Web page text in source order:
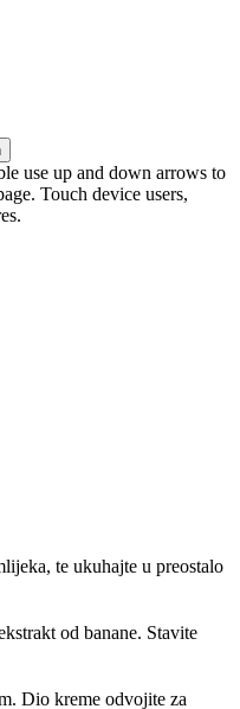
use up and down arrows to
Touch device users,
te ukuhajte u preostalo
od banane. Stavite
Dio kreme odvojite za